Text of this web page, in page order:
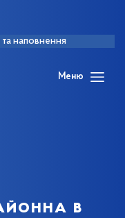
наповнення
Меню
в